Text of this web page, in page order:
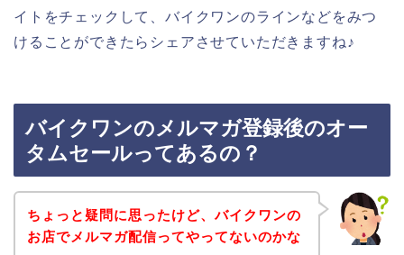
イトをチェックして、バイクワンのラインなどをみつ
けることができたらシェアさせていただきますね♪
バイクワンのメルマガ登録後のオー
タムセールってあるの？
ちょっと疑問に思ったけど、バイクワンの
お店でメルマガ配信ってやってないのかな